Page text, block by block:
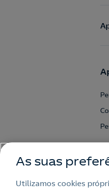
As suas
Utilizamos cookies